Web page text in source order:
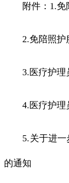
附件：1.免
2.免陪照护
3.医疗护理
4.医疗护理
5.关于进一
的通知